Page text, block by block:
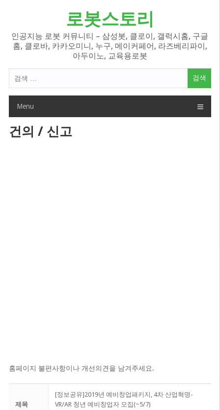
로봇스토리
인공지능 로봇 커뮤니티 – 삼성봇, 클로이, 갤럭시홈, 구글
홈, 클로바, 카카오미니, 누구, 메이커페어, 라즈베리파이,
아두이노, 교육용로봇
색
Menu
건의 / 신고
홈페이지 불편사항이나 개선의견을 남겨주세요.
제목
[정보공유]2019년 예비창업패키지, 4차 산업혁명-
VR/AR 청년 예비창업자 모집(~5/7)